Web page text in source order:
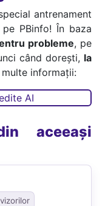
antrenament
PBinfo! În baza
probleme, pe
când dorești, la
informații:
AI
aceeași